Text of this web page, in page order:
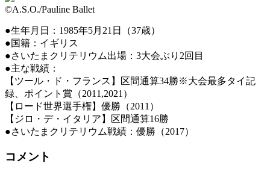
©A.S.O./Pauline Ballet
●生年月日：1985年5月21日（37歳）
●国籍：イギリス
●さいたまクリテリウム出場：3大会ぶり2回目
●主な戦績：
【ツール・ド・フランス】区間通算34勝※大会最多タイ記
録、ポイント賞（2011,2021）
【ロード世界選手権】優勝（2011）
【ジロ・デ・イタリア】区間通算16勝
●さいたまクリテリウム戦績：優勝（2017）
コメント